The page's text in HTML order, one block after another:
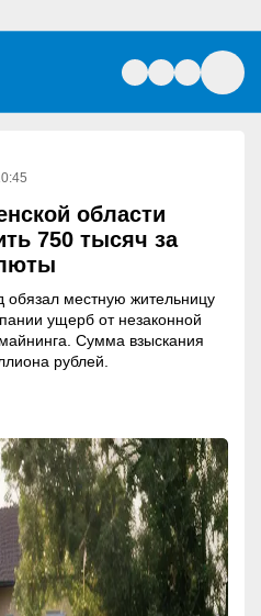
области
750 тысяч за
обязал местную жительницу
ущерб от незаконной
Сумма взыскания
рублей.